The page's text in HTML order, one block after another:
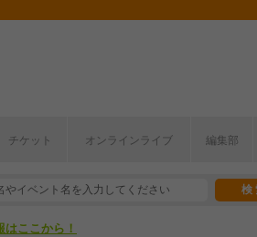
チケット オンラインライブ 編集部
年上半期編発表！
はここから！